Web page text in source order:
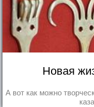
Новая
А вот как можно